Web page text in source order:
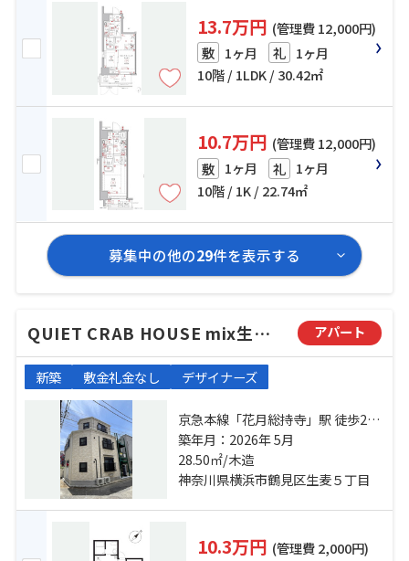
13.7万円 (管理費 12,000円)
敷 1ヶ月 礼 1ヶ月
10階 / 1LDK / 30.42㎡
10.7万円 (管理費 12,000円)
敷 1ヶ月 礼 1ヶ月
10階 / 1K / 22.74㎡
募集中の他の29件を表示する
QUIET CRAB HOUSE mix生麦(仮) アパート
新築 敷金礼金なし デザイナーズ
京急本線「花月総持寺」駅 徒歩2分
鶴見線「国道」駅 徒歩4分 鶴見線
「鶴見小野」駅 徒歩15分
築年月：2026年 5月
28.50㎡/木造
神奈川県横浜市鶴見区生麦５丁目
10.3万円 (管理費 2,000円)